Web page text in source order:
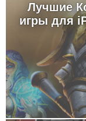
Лучшие
игры для